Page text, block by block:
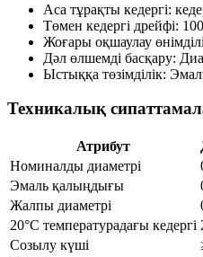
Аса тұрақты кедергі:
Төмен кедергі дрейфі:
Жоғары оқшаулау
Дәл өлшемді басқару:
Ыстыққа төзімділік:
Техникалық
Атрибут
Номиналды диаметрі
Эмаль қалыңдығы
Жалпы диаметрі
20°C температурадағы кедергі
Созылу күші